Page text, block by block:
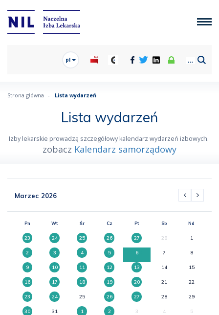
pl
Strona główna Lista wydarzeń
Lista wydarzeń
Izby lekarskie prowadzą szczegółowy kalendarz wydarzeń izbowych.
zobacz Kalendarz samorządowy
Marzec 2026
Pn Wt Śr Cz Pt Sb Nd
23 24 25 26 27 28 1
2 3 4 5 6 7 8
9 10 11 12 13 14 15
16 17 18 19 20 21 22
23 24 25 26 27 28 29
30 31 1 2 3 4 5